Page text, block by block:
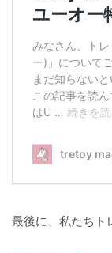
最後に、私たちト